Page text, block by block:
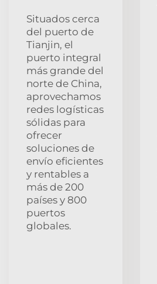
Situados cerca
del puerto de
Tianjin, el
puerto integral
más grande del
norte de China,
aprovechamos
redes logísticas
sólidas para
ofrecer
soluciones de
envío eficientes
y rentables a
más de 200
países y 800
puertos
globales.